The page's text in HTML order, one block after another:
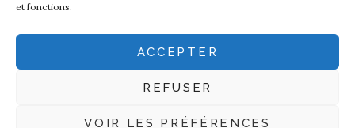
et fonctions.
ACCEPTER
REFUSER
VOIR LES PRÉFÉRENCES
Page d’accueil
Politique de cookies (UE)
Conditions générales